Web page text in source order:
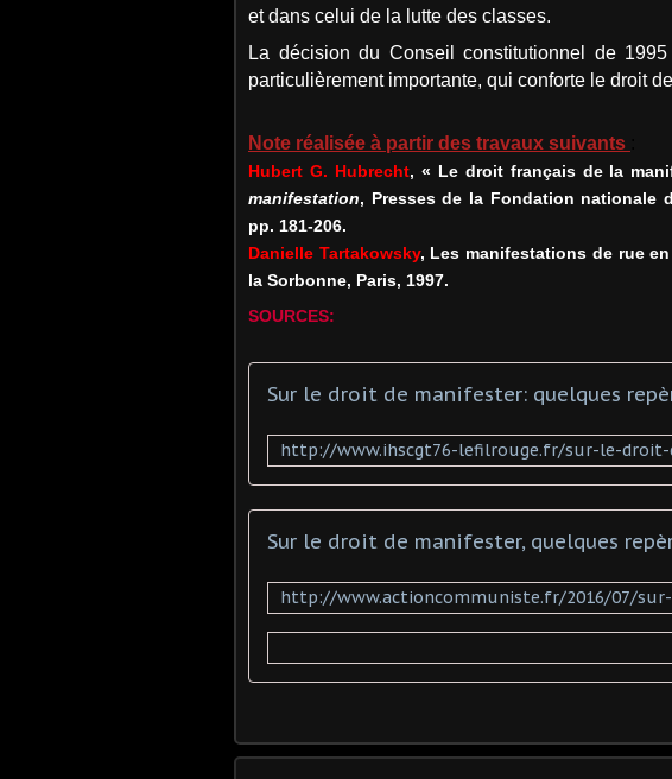
et dans celui de la lutte des classes.
La décision du Conseil constitutionnel de
particulièrement importante, qui conforte le droit
Note réalisée à partir des travaux suivants
Hubert G. Hubrecht, « Le droit français de la
manifestation, Presses de la Fondation nationale
pp. 181-206.
Danielle Tartakowsky, Les manifestations de rue
la Sorbonne, Paris, 1997.
SOURCES: